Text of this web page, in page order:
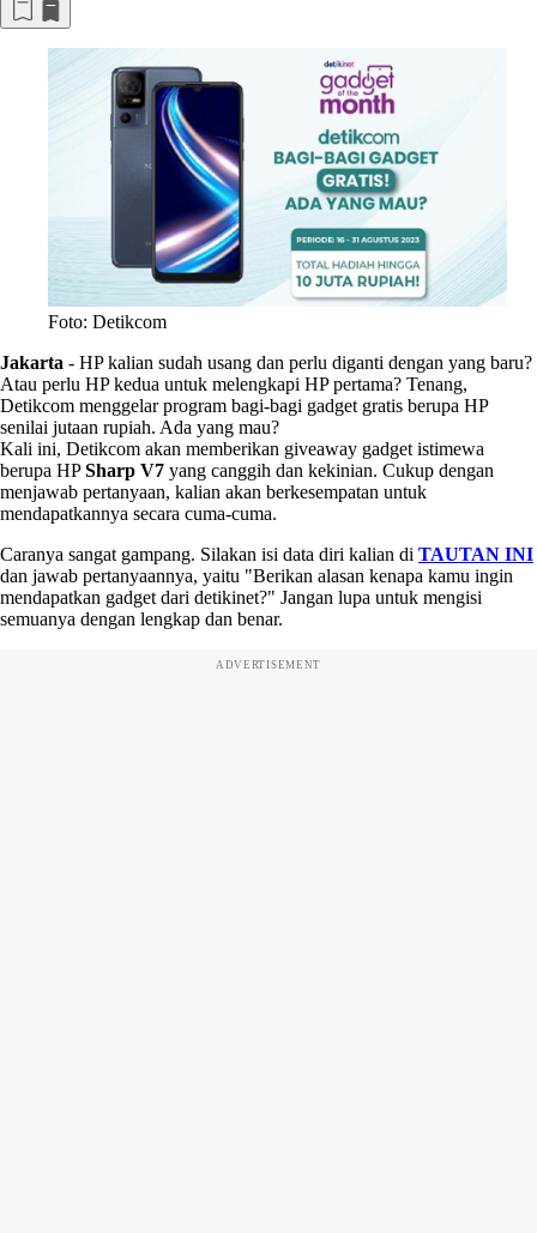
Foto: Detikcom
Jakarta - HP kalian sudah usang dan perlu diganti dengan yang baru?
Atau perlu HP kedua untuk melengkapi HP pertama? Tenang,
Detikcom menggelar program bagi-bagi gadget gratis berupa HP
senilai jutaan rupiah. Ada yang mau?
Kali ini, Detikcom akan memberikan giveaway gadget istimewa
berupa HPSharp V7 yang canggih dan kekinian. Cukup dengan
menjawab pertanyaan, kalian akan berkesempatan untuk
mendapatkannya secara cuma-cuma.
Caranya sangat gampang. Silakan isi data diri kalian di TAUTAN INI
dan jawab pertanyaannya, yaitu "Berikan alasan kenapa kamu ingin
mendapatkan gadget dari detikinet?" Jangan lupa untuk mengisi
semuanya dengan lengkap dan benar.
ADVERTISEMENT